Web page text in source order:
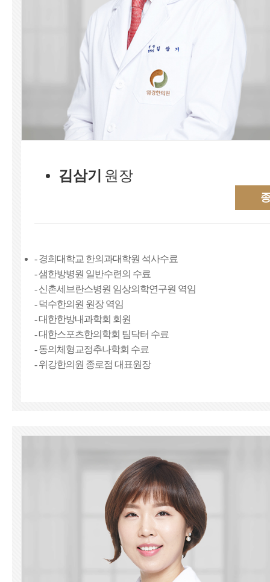
김삼기 원장
- 경희대학교 한의과대학원 석사수료
- 샘한방병원 일반수련의 수료
- 신촌세브란스병원 임상의학연구원 역임
- 덕수한의원 원장 역임
- 대한한방내과학회 회원
- 대한스포츠한의학회 팀닥터 수료
- 동의체형교정추나학회 수료
- 위강한의원 종로점 대표원장